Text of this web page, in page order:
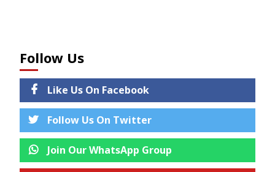
Follow Us
Like Us On Facebook
Follow Us On Twitter
Join Our WhatsApp Group